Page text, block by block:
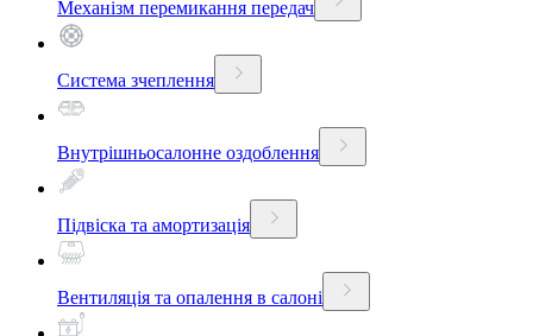
Механізм перемикання передач
Система зчеплення
Внутрішньосалонне оздоблення
Підвіска та амортизація
Вентиляція та опалення в салоні